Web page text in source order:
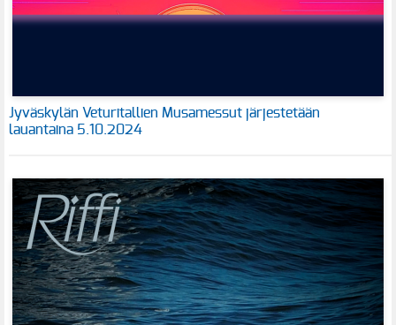
Jyväskylän Veturitallien Musamessut järjestetään
lauantaina 5.10.2024